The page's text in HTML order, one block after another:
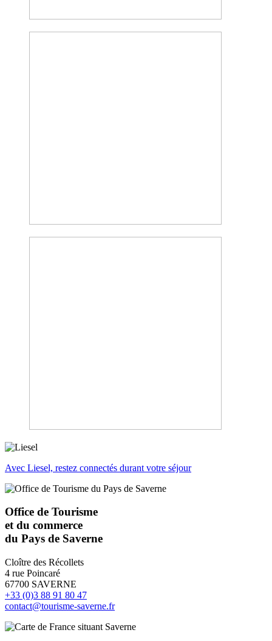
Avec Liesel, restez connectés durant votre séjour
Office de Tourisme
et du commerce
du Pays de Saverne
Cloître des Récollets
4 rue Poincaré
67700 SAVERNE
+33 (0)3 88 91 80 47
contact@tourisme-saverne.fr